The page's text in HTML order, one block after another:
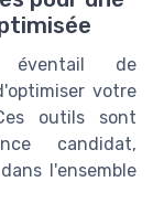
éventail de
votre
outils sont
candidat,
l'ensemble